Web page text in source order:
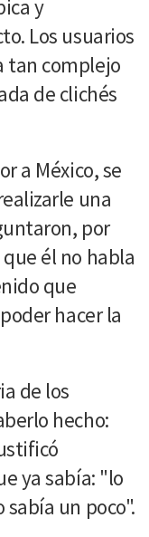
y
Los usuarios
tan complejo
de clichés
a México, se
una
por
él no habla
que
hacer la
de los
hecho:
ya sabía: "lo
un poco".